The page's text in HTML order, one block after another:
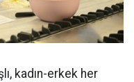
kadın-erkek her